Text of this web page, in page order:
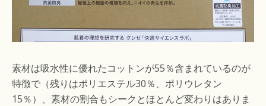
素材は吸水性に優れたコットンが55％含まれているのが
特徴で（残りはポリエステル30％、ポリウレタン
15％）、素材の割合もシークとほとんど変わりはありま